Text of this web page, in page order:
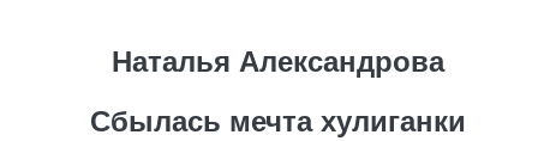
Наталья Александрова
Сбылась мечта хулиганки